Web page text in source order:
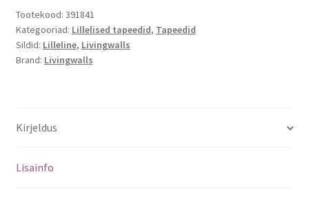
Tootekood: 391841
Kategooriad: Lillelised tapeedid, Tapeedid
Sildid: Lilleline, Livingwalls
Brand: Livingwalls
Kirjeldus
Lisainfo